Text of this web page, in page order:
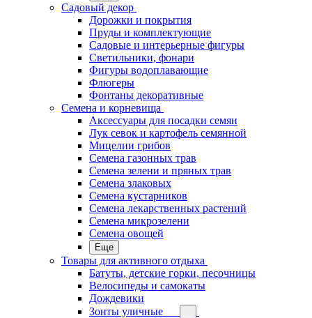
Садовый декор
Дорожки и покрытия
Пруды и комплектующие
Садовые и интерьерные фигуры
Светильники, фонари
Фигуры водоплавающие
Флюгеры
Фонтаны декоративные
Семена и корневища
Аксессуары для посадки семян
Лук севок и картофель семянной
Мицелии грибов
Семена газонных трав
Семена зелени и пряных трав
Семена злаковых
Семена кустарников
Семена лекарственных растений
Семена микрозелени
Семена овощей
Еще
Товары для активного отдыха
Батуты, детские горки, песочницы
Велосипеды и самокаты
Дождевики
Зонты уличные